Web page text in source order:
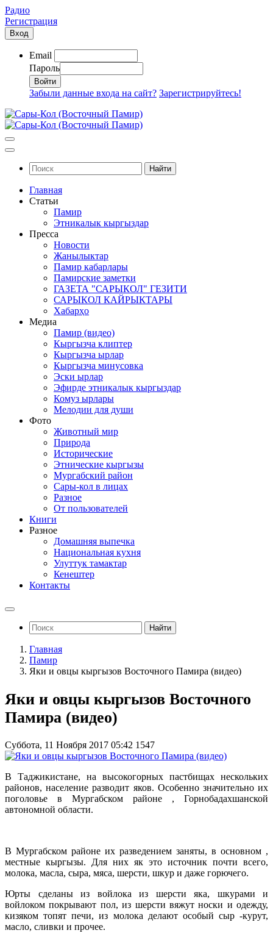
Радио
Регистрация
Вход
Email
Пароль
Забыли данные входа на сайт? Зарегистрируйтесь!
Найти
Главная
Статьи
Памир
Этникалык кыргыздар
Пресса
Новости
Жанылыктар
Памир кабарлары
Памирские заметки
ГАЗЕТА "САРЫКОЛ" ГЕЗИТИ
САРЫКОЛ КАЙРЫКТАРЫ
Хабарҳо
Медиа
Памир (видео)
Кыргызча клиптер
Кыргызча ырлар
Кыргызча минусовка
Эски ырлар
Эфирде этникалык кыргыздар
Комуз ырлары
Мелодии для души
Фото
Животный мир
Природа
Исторические
Этнические кыргызы
Мургабский район
Сары-кол в лицах
Разное
От пользователей
Книги
Разное
Домашняя выпечка
Национальная кухня
Улуттук тамактар
Кенештер
Контакты
Найти
Главная
Памир
Яки и овцы кыргызов Восточного Памира (видео)
Яки и овцы кыргызов Восточного
Памира (видео)
Суббота, 11 Ноября 2017 05:42 1547
В Таджикистане, на высокогорных пастбищах нескольких
районов, население разводит яков. Особенно значительно их
поголовье в Мургабском районе , Горнобадахшанской
автономной области.
В Мургабском районе их разведением заняты, в основном ,
местные кыргызы. Для них як это источник почти всего,
молока, масла, сыра, мяса, шерсти, шкур и даже горючего.
Юрты сделаны из войлока из шерсти яка, шкурами и
войлоком покрывают пол, из шерсти вяжут носки и одежду,
кизяком топят печи, из молока делают особый сыр -курут,
масло, сливки и прочее.